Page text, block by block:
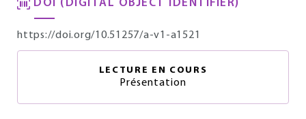
DOI (DIGITAL OBJECT IDENTIFIER)
https://doi.org/10.51257/a-v1-a1521
LECTURE EN COURS
Présentation